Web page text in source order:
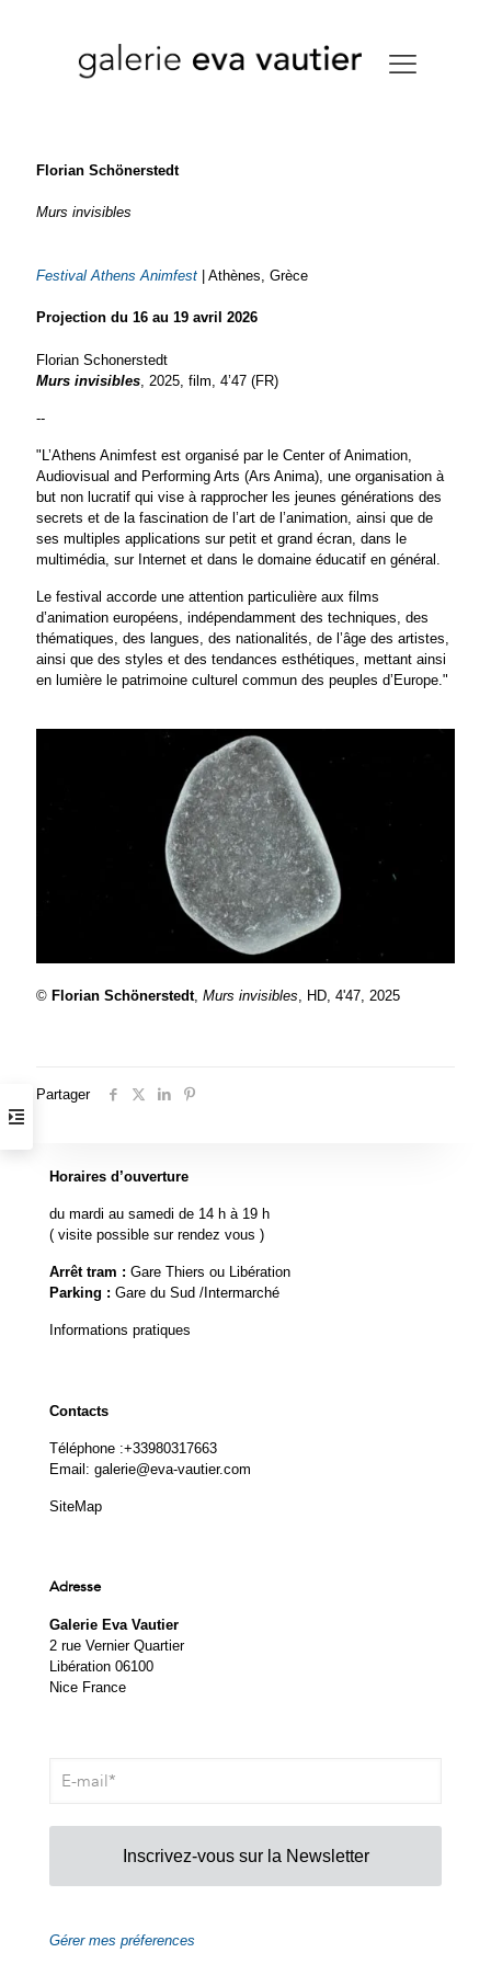
Florian Schönerstedt
Murs invisibles
Festival Athens Animfest | Athènes, Grèce
Projection du 16 au 19 avril 2026
Florian Schonerstedt
Murs invisibles, 2025, film, 4’47 (FR)
--
"L’Athens Animfest est organisé par le Center of Animation,
Audiovisual and Performing Arts (Ars Anima), une organisation à
but non lucratif qui vise à rapprocher les jeunes générations des
secrets et de la fascination de l’art de l’animation, ainsi que de
ses multiples applications sur petit et grand écran, dans le
multimédia, sur Internet et dans le domaine éducatif en général.
Le festival accorde une attention particulière aux films
d’animation européens, indépendamment des techniques, des
thématiques, des langues, des nationalités, de l’âge des artistes,
ainsi que des styles et des tendances esthétiques, mettant ainsi
en lumière le patrimoine culturel commun des peuples d’Europe."
© Florian Schönerstedt, Murs invisibles, HD, 4'47, 2025
Partager
Horaires d’ouverture
du mardi au samedi de 14 h à 19 h
( visite possible sur rendez vous )
Arrêt tram : Gare Thiers ou Libération
Parking : Gare du Sud /Intermarché
Informations pratiques
Contacts
Téléphone :+33980317663
Email: galerie@eva-vautier.com
SiteMap
Adresse
Galerie Eva Vautier
2 rue Vernier Quartier
Libération 06100
Nice France
Inscrivez-vous sur la Newsletter
Gérer mes préferences